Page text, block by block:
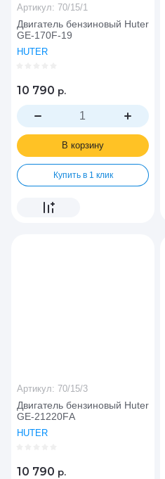
Двигатель бензиновый Huter
GE-170F-19
HUTER
Артикул: 70/15/1
10 790 р.
В корзину
Купить в 1 клик
Двигатель бензиновый Huter
GE-21220FА
HUTER
Артикул: 70/15/3
10 790 р.